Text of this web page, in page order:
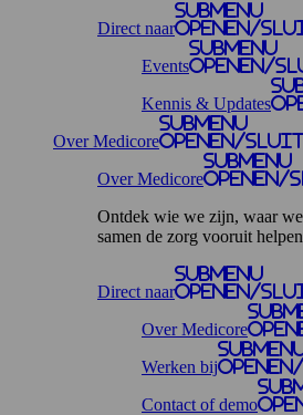
Direct naar
Submenu
openen/
Events
Submenu
openen/
Kennis & Updates
Over Medicore
Submenu
openen/
Over Medicore
Submenu
openen/
Ontdek wie we zijn, waar
samen de zorg vooruit
Direct naar
Submenu
openen/
Over Medicore
Werken bij
Contact of demo